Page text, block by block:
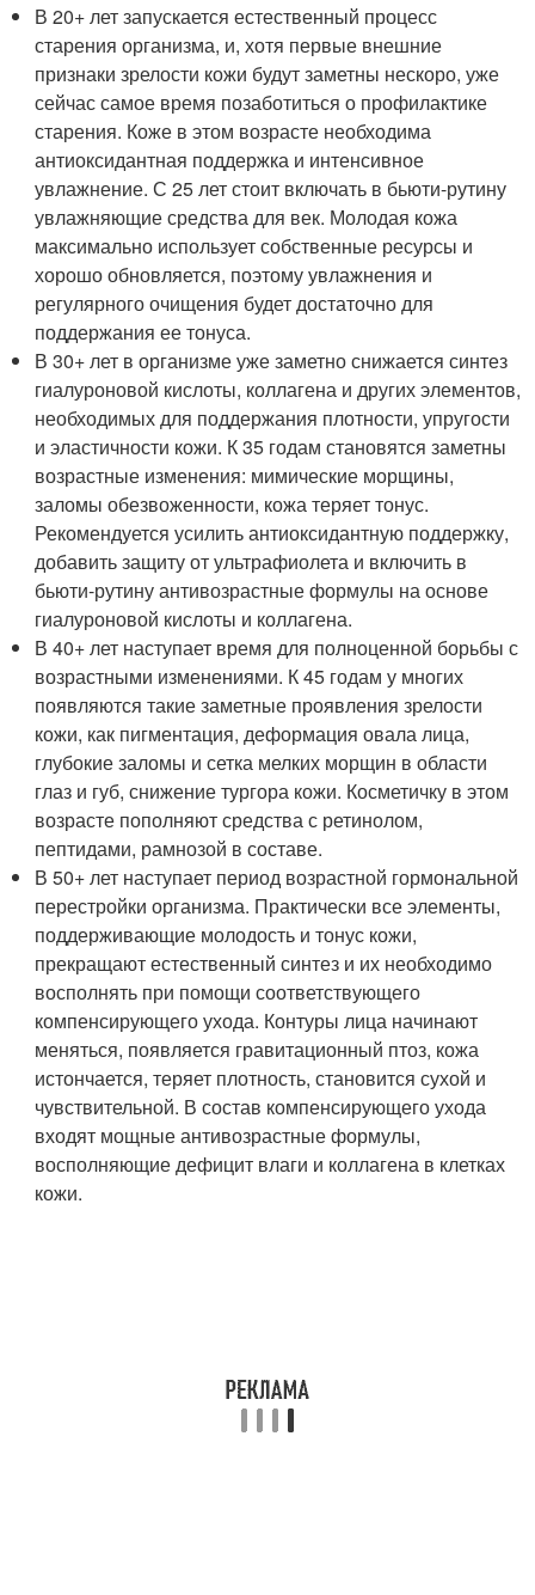
В 20+ лет запускается естественный процесс
старения организма, и, хотя первые внешние
признаки зрелости кожи будут заметны нескоро, уже
сейчас самое время позаботиться о профилактике
старения. Коже в этом возрасте необходима
антиоксидантная поддержка и интенсивное
увлажнение. С 25 лет стоит включать в бьюти-рутину
увлажняющие средства для век. Молодая кожа
максимально использует собственные ресурсы и
хорошо обновляется, поэтому увлажнения и
регулярного очищения будет достаточно для
поддержания ее тонуса.
В 30+ лет в организме уже заметно снижается синтез
гиалуроновой кислоты, коллагена и других элементов,
необходимых для поддержания плотности, упругости
и эластичности кожи. К 35 годам становятся заметны
возрастные изменения: мимические морщины,
заломы обезвоженности, кожа теряет тонус.
Рекомендуется усилить антиоксидантную поддержку,
добавить защиту от ультрафиолета и включить в
бьюти-рутину антивозрастные формулы на основе
гиалуроновой кислоты и коллагена.
В 40+ лет наступает время для полноценной борьбы с
возрастными изменениями. К 45 годам у многих
появляются такие заметные проявления зрелости
кожи, как пигментация, деформация овала лица,
глубокие заломы и сетка мелких морщин в области
глаз и губ, снижение тургора кожи. Косметичку в этом
возрасте пополняют средства с ретинолом,
пептидами, рамнозой в составе.
В 50+ лет наступает период возрастной гормональной
перестройки организма. Практически все элементы,
поддерживающие молодость и тонус кожи,
прекращают естественный синтез и их необходимо
восполнять при помощи соответствующего
компенсирующего ухода. Контуры лица начинают
меняться, появляется гравитационный птоз, кожа
истончается, теряет плотность, становится сухой и
чувствительной. В состав компенсирующего ухода
входят мощные антивозрастные формулы,
восполняющие дефицит влаги и коллагена в клетках
кожи.